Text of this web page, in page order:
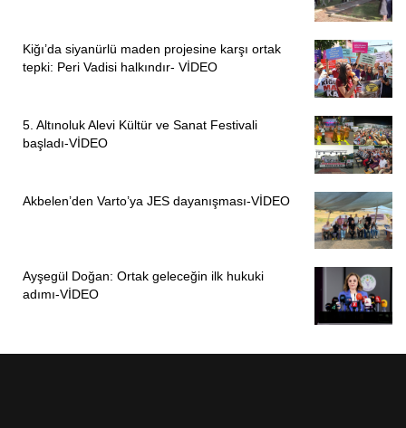
Kiğı’da siyanürlü maden projesine karşı ortak
tepki: Peri Vadisi halkındır- VİDEO
5. Altınoluk Alevi Kültür ve Sanat Festivali
başladı-VİDEO
Akbelen’den Varto’ya JES dayanışması-VİDEO
Ayşegül Doğan: Ortak geleceğin ilk hukuki
adımı-VİDEO